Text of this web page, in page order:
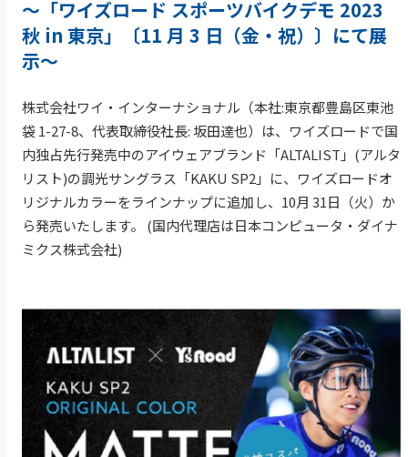
～「ワイズロード スポーツバイクデモ 2023
秋 in 東京」〔11 月 3 日（金・祝）〕にて展
示～
株式会社ワイ・インターナショナル（本社:東京都豊島区東池
袋 1-27-8、代表取締役社長: 坂田達也）は、ワイズロードで国
内独占先行発売中のアイウェアブランド「ALTALIST」(アルタ
リスト)の調光サングラス「KAKU SP2」に、ワイズロードオ
リジナルカラーをラインナップに追加し、10月 31日（火）か
ら発売いたします。 (国内代理店は日本コンピュータ・ダイナ
ミクス株式会社)